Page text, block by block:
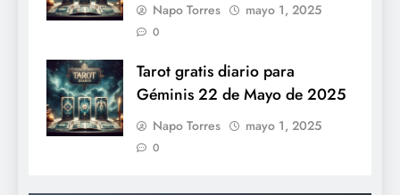
Napo Torres mayo 1, 2025
0
Tarot gratis diario para
Géminis 22 de Mayo de 2025
Napo Torres mayo 1, 2025
0